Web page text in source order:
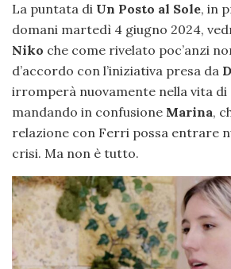
La puntata di Un Posto al Sole, in
domani martedì 4 giugno 2024,
Niko che come rivelato poc’anzi
d’accordo con l’iniziativa presa da
irromperà nuovamente nella vita di
mandando in confusione Marina,
relazione con Ferri possa entrare
crisi. Ma non è tutto.